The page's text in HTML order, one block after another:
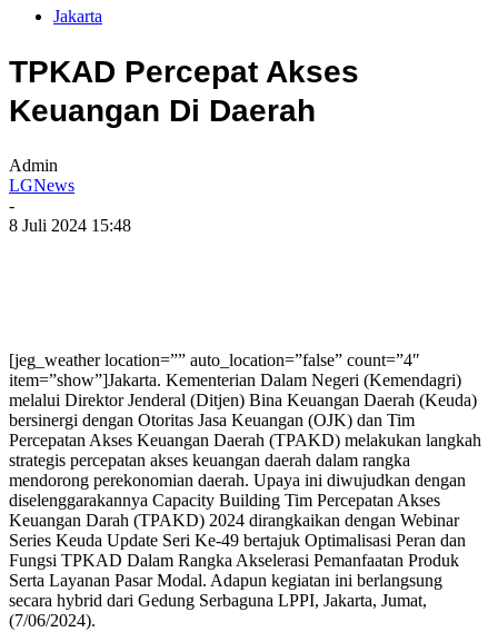
Jakarta
TPKAD Percepat Akses
Keuangan Di Daerah
Admin
LGNews
-
8 Juli 2024 15:48
[jeg_weather location=”” auto_location=”false” count=”4″
item=”show”]Jakarta. Kementerian Dalam Negeri (Kemendagri)
melalui Direktor Jenderal (Ditjen) Bina Keuangan Daerah (Keuda)
bersinergi dengan Otoritas Jasa Keuangan (OJK) dan Tim
Percepatan Akses Keuangan Daerah (TPAKD) melakukan langkah
strategis percepatan akses keuangan daerah dalam rangka
mendorong perekonomian daerah. Upaya ini diwujudkan dengan
diselenggarakannya Capacity Building Tim Percepatan Akses
Keuangan Darah (TPAKD) 2024 dirangkaikan dengan Webinar
Series Keuda Update Seri Ke-49 bertajuk Optimalisasi Peran dan
Fungsi TPKAD Dalam Rangka Akselerasi Pemanfaatan Produk
Serta Layanan Pasar Modal. Adapun kegiatan ini berlangsung
secara hybrid dari Gedung Serbaguna LPPI, Jakarta, Jumat,
(7/06/2024).